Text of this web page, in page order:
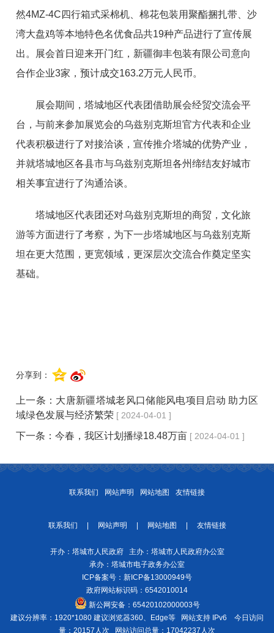
然4MZ-4C四行箱式采棉机、棉花包装用聚酯捆扎带、沙
湾大盘鸡等本地特色名优食品共19种产品进行了宣传展
出。展会首日迎来开门红，新疆御丰包装有限公司意向
合作企业3家，预计成交163.2万元人民币。
展会期间，塔城地区代表团借助展会经贸交流会平
台，与前来参加展览会的乌兹别克斯坦官方代表和企业
代表积极进行了对接洽谈，宣传推介塔城的优势产业，
并就塔城地区各县市与乌兹别克斯坦各州缔结友好城市
相关事宜进行了沟通洽谈。
塔城地区代表团还对乌兹别克斯坦的商贸，文化旅
游等方面进行了考察，为下一步塔城地区与乌兹别克斯
坦在更大范围，更宽领域，更深层次交流合作奠定坚实
基础。
分享到：
上一条： 大唐新疆塔城老风口储能风电项目启动 助力区
域绿色发展与经济繁荣 [ 2024-04-01 ]
下一条：今春，我区计划播绿18.48万亩 [ 2024-04-01 ]
联系我们 网站声明 网站地图 友情链接
联系我们 | 网站声明 | 网站地图 | 友情链接
开办：塔城市人民政府 主办：塔城市人民政府办公室
承办：塔城市电子政务办公室
ICP备案号： 新ICP备13000949号
政府网站标识码：6542010014
新公网安备： 65420102000003号
建议分辨率：1920*1080 建议浏览器360、Edge等 网站支持 IPv6
今日访问
量：20157人次
网站访问总量：17042237人次